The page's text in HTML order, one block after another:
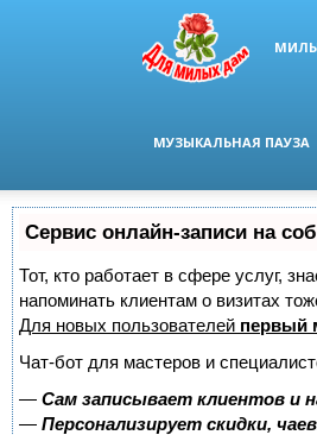
МУЗЫКАЛЬНАЯ ПАУЗА
Сервис онлайн-записи на
Тот, кто работает в сфере услуг,
напоминать клиентам о визитах
Для новых пользователей первый
Чат-бот для мастеров и
— Сам записывает клиентов и
— Персонализирует скидки,